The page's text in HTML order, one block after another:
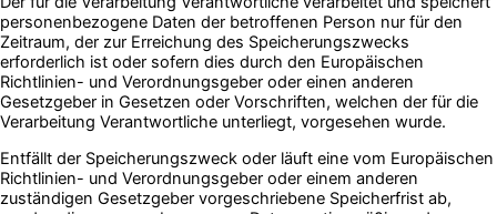
personenbezogene Daten der betroffenen Person nur für den
Zeitraum, der zur Erreichung des Speicherungszwecks
erforderlich ist oder sofern dies durch den Europäischen
Richtlinien- und Verordnungsgeber oder einen anderen
Gesetzgeber in Gesetzen oder Vorschriften, welchen der für die
Verarbeitung Verantwortliche unterliegt, vorgesehen wurde.
Entfällt der Speicherungszweck oder läuft eine vom Europäischen
Richtlinien- und Verordnungsgeber oder einem anderen
zuständigen Gesetzgeber vorgeschriebene Speicherfrist ab,